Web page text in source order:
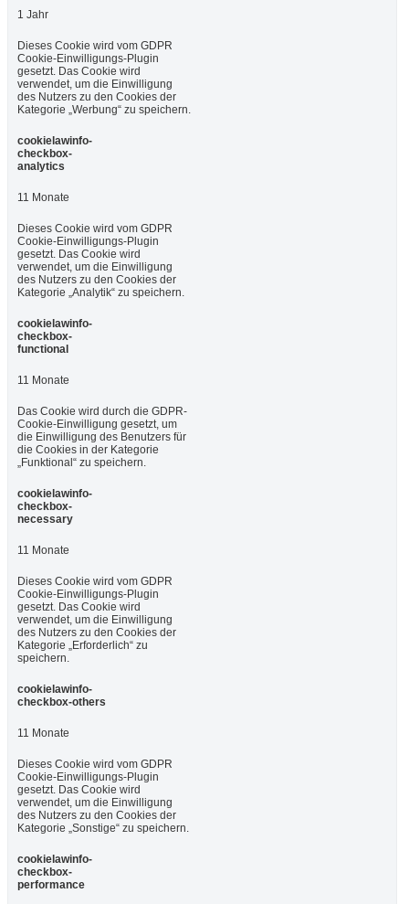
1 Jahr
Dieses Cookie wird vom GDPR
Cookie-Einwilligungs-Plugin
gesetzt. Das Cookie wird
verwendet, um die Einwilligung
des Nutzers zu den Cookies der
Kategorie „Werbung“ zu speichern.
cookielawinfo-
checkbox-
analytics
11 Monate
Dieses Cookie wird vom GDPR
Cookie-Einwilligungs-Plugin
gesetzt. Das Cookie wird
verwendet, um die Einwilligung
des Nutzers zu den Cookies der
Kategorie „Analytik“ zu speichern.
cookielawinfo-
checkbox-
functional
11 Monate
Das Cookie wird durch die GDPR-
Cookie-Einwilligung gesetzt, um
die Einwilligung des Benutzers für
die Cookies in der Kategorie
„Funktional“ zu speichern.
cookielawinfo-
checkbox-
necessary
11 Monate
Dieses Cookie wird vom GDPR
Cookie-Einwilligungs-Plugin
gesetzt. Das Cookie wird
verwendet, um die Einwilligung
des Nutzers zu den Cookies der
Kategorie „Erforderlich“ zu
speichern.
cookielawinfo-
checkbox-others
11 Monate
Dieses Cookie wird vom GDPR
Cookie-Einwilligungs-Plugin
gesetzt. Das Cookie wird
verwendet, um die Einwilligung
des Nutzers zu den Cookies der
Kategorie „Sonstige“ zu speichern.
cookielawinfo-
checkbox-
performance